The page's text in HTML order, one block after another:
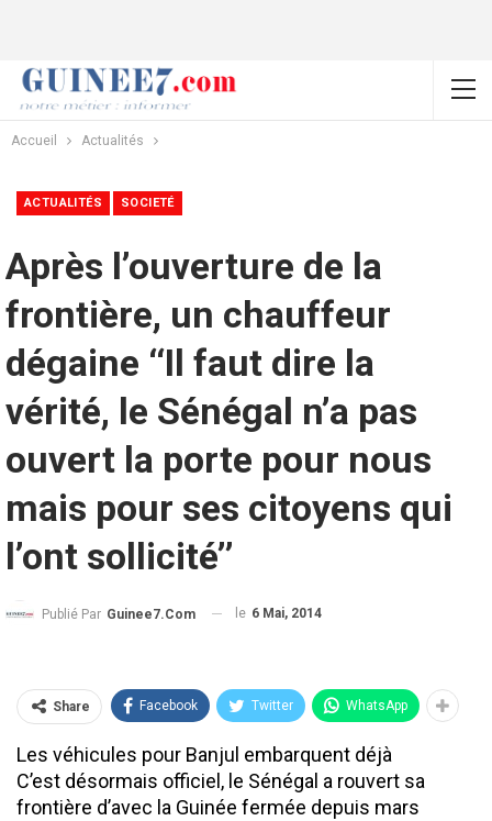
Accueil Actualités
ACTUALITÉS SOCIETÉ
Après l’ouverture de la
frontière, un chauffeur
dégaine ‘‘Il faut dire la
vérité, le Sénégal n’a pas
ouvert la porte pour nous
mais pour ses citoyens qui
l’ont sollicité’’
Publié Par Guinee7.com le 6 Mai, 2014
Share Facebook Twitter WhatsApp
Les véhicules pour Banjul embarquent déjà
C’est désormais officiel, le Sénégal a rouvert sa
frontière d’avec la Guinée fermée depuis mars